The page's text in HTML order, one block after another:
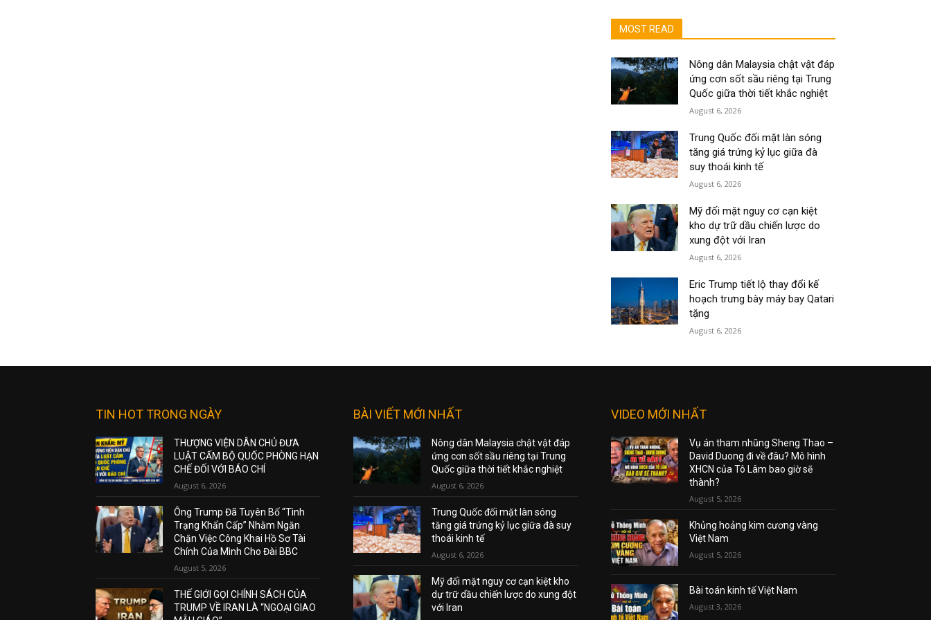
MOST READ
Nông dân Malaysia chật vật đáp
ứng cơn sốt sầu riêng tại Trung
Quốc giữa thời tiết khắc nghiệt
August 6, 2026
Trung Quốc đối mặt làn sóng
tăng giá trứng kỷ lục giữa đà
suy thoái kinh tế
August 6, 2026
Mỹ đối mặt nguy cơ cạn kiệt
kho dự trữ dầu chiến lược do
xung đột với Iran
August 6, 2026
Eric Trump tiết lộ thay đổi kế
hoạch trưng bày máy bay Qatari
tặng
August 6, 2026
TIN HOT TRONG NGÀY
THƯỢNG VIỆN DÂN CHỦ ĐƯA
LUẬT CẤM BỘ QUỐC PHÒNG HẠN
CHẾ ĐỐI VỚI BÁO CHÍ
August 6, 2026
Ông Trump Đã Tuyên Bố “Tình
Trạng Khẩn Cấp” Nhằm Ngăn
Chặn Việc Công Khai Hồ Sơ Tài
Chính Của Mình Cho Đài BBC
August 5, 2026
THẾ GIỚI GỌI CHÍNH SÁCH CỦA
TRUMP VỀ IRAN LÀ “NGOẠI GIAO
BÀI VIẾT MỚI NHẤT
Nông dân Malaysia chật vật đáp
ứng cơn sốt sầu riêng tại Trung
Quốc giữa thời tiết khắc nghiệt
August 6, 2026
Trung Quốc đối mặt làn sóng
tăng giá trứng kỷ lục giữa đà suy
thoái kinh tế
August 6, 2026
Mỹ đối mặt nguy cơ cạn kiệt kho
dự trữ dầu chiến lược do xung đột
với Iran
VIDEO MỚI NHẤT
Vụ án tham nhũng Sheng Thao –
David Duong đi về đâu? Mô hình
XHCN của Tô Lâm bao giờ sẽ
thành?
August 5, 2026
Khủng hoảng kim cương vàng
Việt Nam
August 5, 2026
Bài toán kinh tế Việt Nam
August 3, 2026